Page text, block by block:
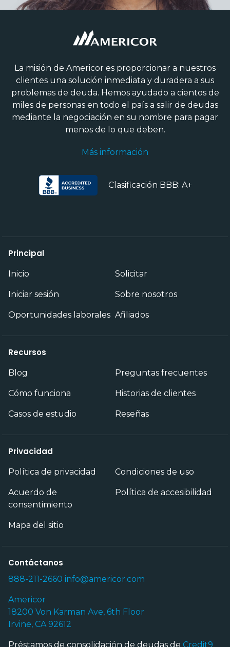
La misión de Americor es proporcionar a nuestros
clientes una solución inmediata y duradera a sus
problemas de deuda. Hemos ayudado a cientos de
miles de personas en todo el país a salir de deudas
mediante la negociación en su nombre para pagar
menos de lo que deben.
Más información
Clasificación BBB: A+
Principal
Inicio Solicitar
Iniciar sesión Sobre nosotros
Oportunidades laborales Afiliados
Recursos
Blog Preguntas frecuentes
Cómo funciona Historias de clientes
Casos de estudio Reseñas
Privacidad
Política de privacidad Condiciones de uso
Acuerdo de
consentimiento
Política de accesibilidad
Mapa del sitio
Contáctanos
888-211-2660 info@americor.com
Americor
18200 Von Karman Ave, 6th Floor
Irvine, CA 92612
Préstamos de consolidación de deudas de Credit9